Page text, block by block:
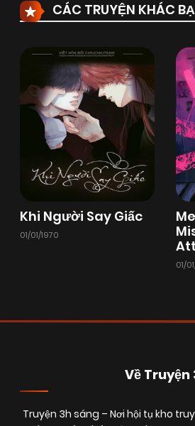
CÁC TRUYỆN KHÁC
Khi Người Say Giấc
01/01/1970
01/
Về Truyện
Truyện 3h sáng – Nơi hội tụ kho